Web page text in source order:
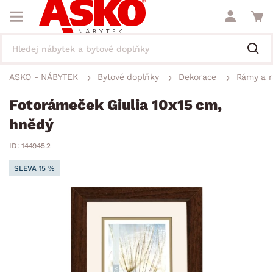
ASKO - NÁBYTEK Bytové doplňky Dekorace Rámy a
Fotorámeček Giulia 10x15 cm,
hnědý
ID: 144945.2
SLEVA 15 %